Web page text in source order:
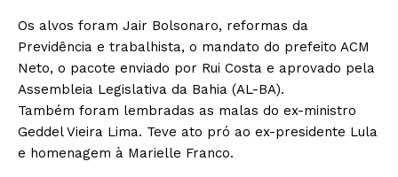
Os alvos foram Jair Bolsonaro, reformas da
Previdência e trabalhista, o mandato do prefeito ACM
Neto, o pacote enviado por Rui Costa e aprovado pela
Assembleia Legislativa da Bahia (AL-BA).
Também foram lembradas as malas do ex-ministro
Geddel Vieira Lima. Teve ato pró ao ex-presidente Lula
e homenagem à Marielle Franco.